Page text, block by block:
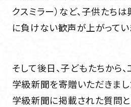
クスミラー）など、子供たち
に負けない歓声が上がってい
そして後日、子どもたちから
学級新聞を寄贈いただきまし
学級新聞に掲載された質問